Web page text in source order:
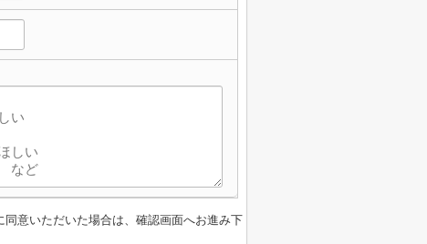
意いただいた場合は、確認画面へお進み下